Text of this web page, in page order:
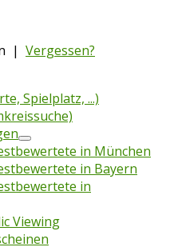
| Vergessen?
Spielplatz, ...)
in München
in Bayern
in
Viewing